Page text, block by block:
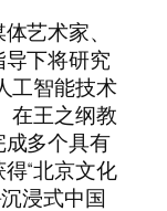
艺术家、
下将研究
工智能技术
在王之纲教
多个具有
“北京文化
浸式中国